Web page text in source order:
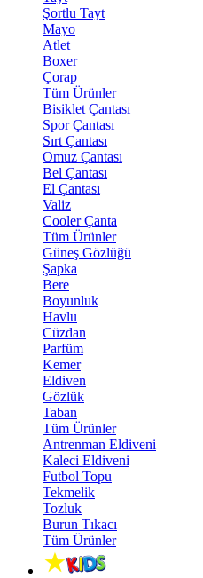
Şortlu Tayt
Mayo
Atlet
Boxer
Çorap
Tüm Ürünler
Bisiklet Çantası
Spor Çantası
Sırt Çantası
Omuz Çantası
Bel Çantası
El Çantası
Valiz
Cooler Çanta
Tüm Ürünler
Güneş Gözlüğü
Şapka
Bere
Boyunluk
Havlu
Cüzdan
Parfüm
Kemer
Eldiven
Gözlük
Taban
Tüm Ürünler
Antrenman Eldiveni
Kaleci Eldiveni
Futbol Topu
Tekmelik
Tozluk
Burun Tıkacı
Tüm Ürünler